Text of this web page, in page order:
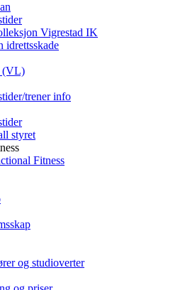
Vigrestad IK
idrettsskade
(VL)
trener info
styret
Fitness
og studioverter